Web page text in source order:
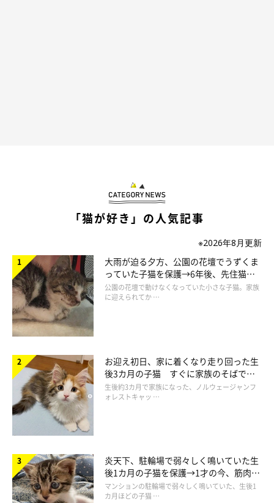
間は相思相愛になれる」
あったかそうだね！
「猫が好き」の人気記事
※2026年8月更新
大雨が迫る夕方、公園の花壇でうずくま
っていた子猫を保護→6年後、先住猫
と“姉妹”のような関係に
公園の花壇で動けなくなっていた小さな子猫。家族
に迎えられてか …
お迎え初日、家に着くなり走り回った生
後3カ月の子猫 すぐに家族のそばで落
ち着く姿に「迎えてよかった」
生後約3カ月で家族になった、ノルウェージャンフ
ォレストキャッ …
炎天下、駐輪場で弱々しく鳴いていた生
後1カ月の子猫を保護→1才の今、筋肉質
でツンデレなコに成長
マンションの駐輪場で弱々しく鳴いていた、生後1
カ月ほどの子猫 …